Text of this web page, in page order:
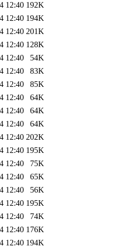
12:40 192K
12:40 194K
12:40 201K
12:40 128K
12:40
54K
12:40
83K
12:40
85K
12:40
64K
12:40
64K
12:40
64K
12:40 202K
12:40 195K
12:40
75K
12:40
65K
12:40
56K
12:40 195K
12:40
74K
12:40 176K
12:40 194K